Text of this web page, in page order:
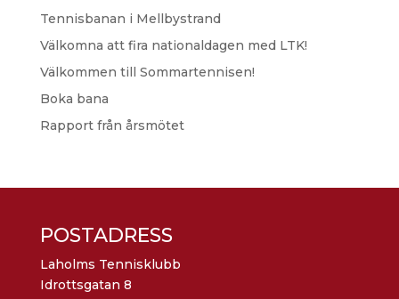
Tennisbanan i Mellbystrand
Välkomna att fira nationaldagen med LTK!
Välkommen till Sommartennisen!
Boka bana
Rapport från årsmötet
POSTADRESS
Laholms Tennisklubb
Idrottsgatan 8